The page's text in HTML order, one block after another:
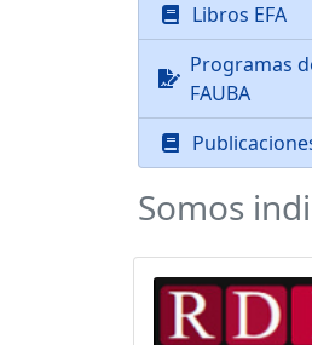
Libros EFA
Programas
FAUBA
Somos